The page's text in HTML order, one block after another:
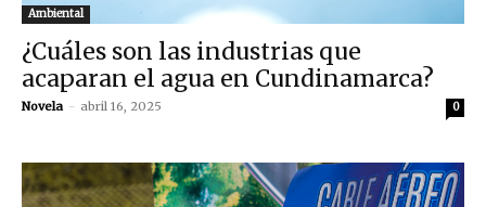
Ambiental
¿Cuáles son las industrias que
acaparan el agua en Cundinamarca?
Novela - abril 16, 2025 0